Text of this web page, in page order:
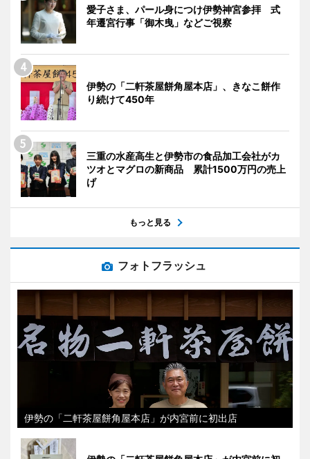
愛子さま、パール身につけ伊勢神宮参拝 式
年遷宮行事「御木曳」などご視察
伊勢の「二軒茶屋餅角屋本店」、きなこ餅作
り続けて450年
三重の水産高生と伊勢市の食品加工会社がカ
ツオとマグロの新商品 累計1500万円の売上
げ
もっと見る
フォトフラッシュ
伊勢の「二軒茶屋餅角屋本店」が内宮前に初出店